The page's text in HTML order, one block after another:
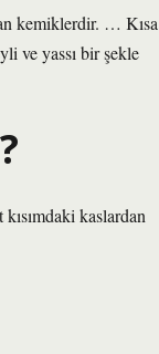
kemiklerdir. … Kısa
ve yassı bir şekle
kaslardan